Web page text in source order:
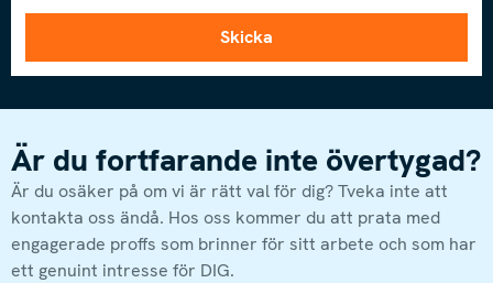
Skicka
Är du fortfarande inte övertygad?
Är du osäker på om vi är rätt val för dig? Tveka inte att
kontakta oss ändå. Hos oss kommer du att prata med
engagerade proffs som brinner för sitt arbete och som har
ett genuint intresse för DIG.